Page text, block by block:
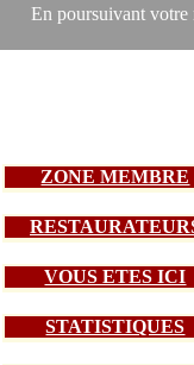
En poursuivant votre
ZONE MEMBRE
VOUS ETES ICI
STATISTIQUES